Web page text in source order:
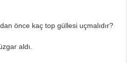
önce kaç top güllesi uçmalıdır?
aldı.